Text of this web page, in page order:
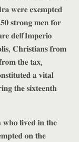
𝐰𝐞𝐫𝐞 𝐞𝐱𝐞𝐦𝐩𝐭𝐞𝐝
𝐬𝐭𝐫𝐨𝐧𝐠 𝐦𝐞𝐧 𝐟𝐨𝐫
𝐝𝐞𝐥𝐥’𝐈𝐦𝐩𝐞𝐫𝐢𝐨
𝐂𝐡𝐫𝐢𝐬𝐭𝐢𝐚𝐧𝐬 𝐟𝐫𝐨𝐦
𝐭𝐡𝐞 𝐭𝐚𝐱,
𝐚 𝐯𝐢𝐭𝐚𝐥
𝐭𝐡𝐞 𝐬𝐢𝐱𝐭𝐞𝐞𝐧𝐭𝐡
𝐥𝐢𝐯𝐞𝐝 𝐢𝐧 𝐭𝐡𝐞
𝐨𝐧 𝐭𝐡𝐞